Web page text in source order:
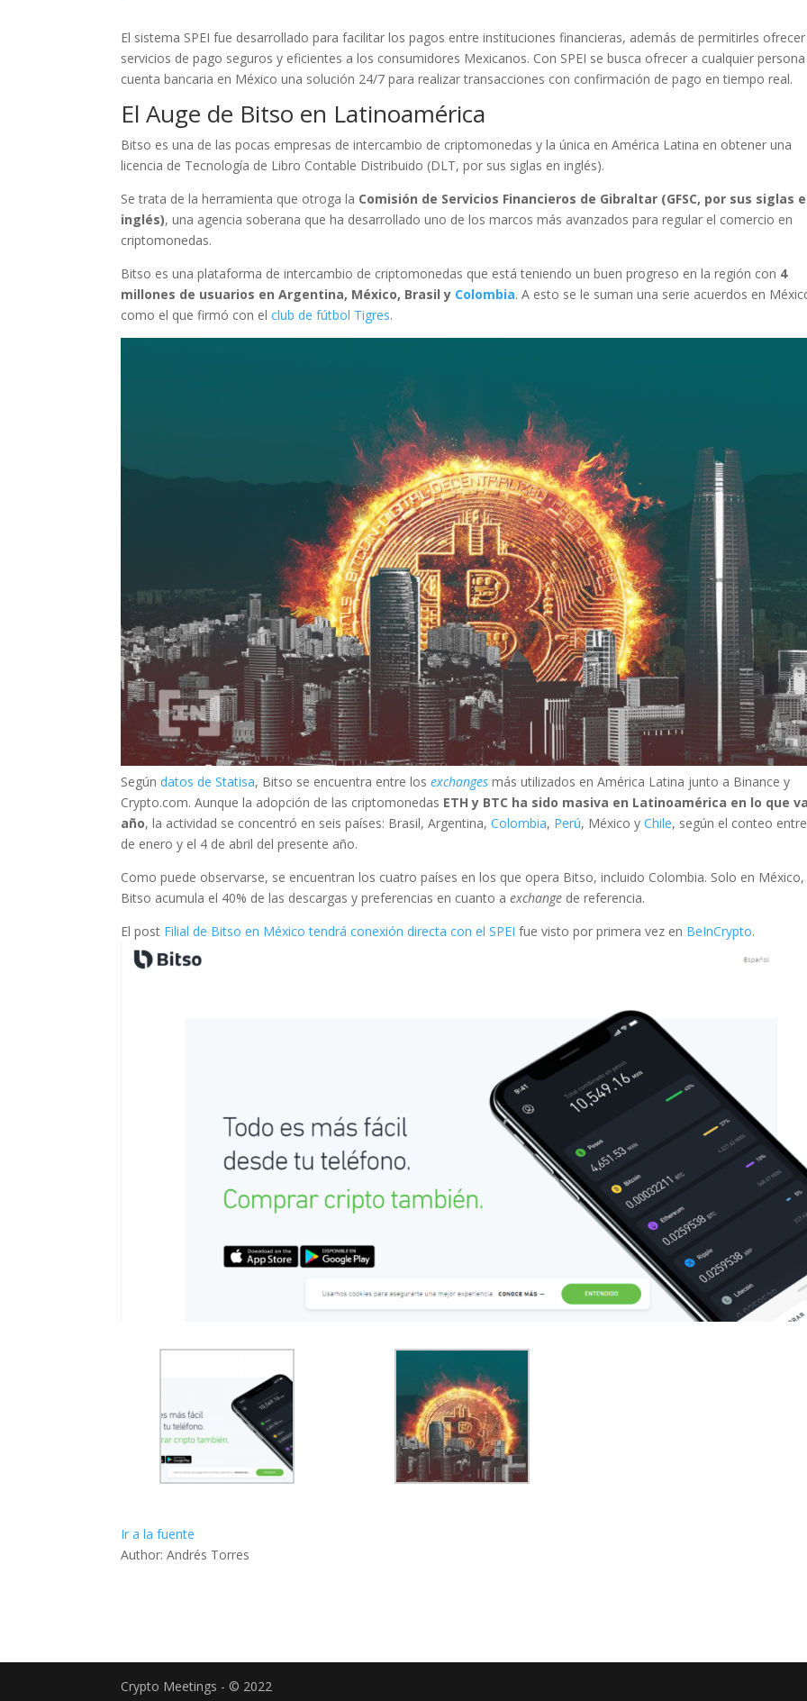
El sistema SPEI fue desarrollado para facilitar los pagos entre instituciones financieras, además de permitirles ofrecer
servicios de pago seguros y eficientes a los consumidores Mexicanos. Con SPEI se busca ofrecer a cualquier
cuenta bancaria en México una solución 24/7 para realizar transacciones con confirmación de pago en tiempo real.
El Auge de Bitso en Latinoamérica
Bitso es una de las pocas empresas de intercambio de criptomonedas y la única en América Latina en obtener una
licencia de Tecnología de Libro Contable Distribuido (DLT, por sus siglas en inglés).
Se trata de la herramienta que otroga la Comisión de Servicios Financieros de Gibraltar (GFSC, por sus siglas
inglés), una agencia soberana que ha desarrollado uno de los marcos más avanzados para regular el comercio en
criptomonedas.
Bitso es una plataforma de intercambio de criptomonedas que está teniendo un buen progreso en la región con 4
millones de usuarios en Argentina, México, Brasil y Colombia. A esto se le suman una serie acuerdos en
como el que firmó con elclub de fútbol Tigres.
Segúndatos de Statisa, Bitso se encuentra entre losexchanges más utilizados en América Latina junto a Binance y
Crypto.com. Aunque la adopción de las criptomonedas ETH y BTC ha sido masiva en Latinoamérica en lo que
año, la actividad se concentró en seis países: Brasil, Argentina,Colombia, Perú, México yChile, según el conteo
de enero y el 4 de abril del presente año.
Como puede observarse, se encuentran los cuatro países en los que opera Bitso, incluido Colombia. Solo en México,
Bitso acumula el 40% de las descargas y preferencias en cuanto aexchange de referencia.
El post Filial de Bitso en México tendrá conexión directa con el SPEI fue visto por primera vez en BeInCrypto.
Ir a la fuente
Author: Andrés Torres
Crypto Meetings - © 2022